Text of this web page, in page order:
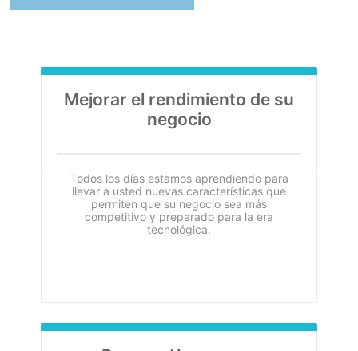
Mejorar el rendimiento de su
negocio
Todos los días estamos aprendiendo para
llevar a usted nuevas características que
permiten que su negocio sea más
competitivo y preparado para la era
tecnológica.